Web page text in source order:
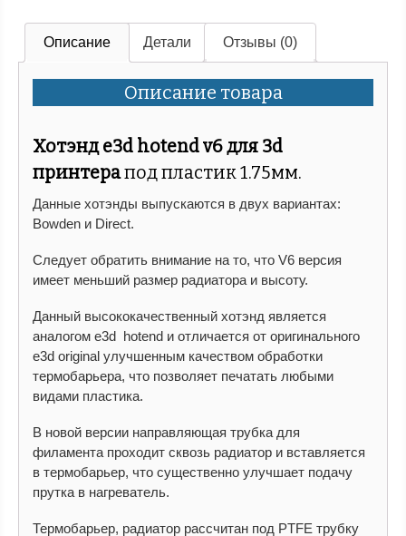
Описание Детали Отзывы (0)
Описание товара
Хотэнд e3d hotend v6 для 3d
принтерапод пластик 1.75мм.
Данные хотэнды выпускаются в двух вариантах:
Bowden и Direct.
Следует обратить внимание на то, что V6 версия
имеет меньший размер радиатора и высоту.
Данный высококачественный хотэнд является
аналогом e3d hotend и отличается от оригинального
e3d original улучшенным качеством обработки
термобарьера, что позволяет печатать любыми
видами пластика.
В новой версии направляющая трубка для
филамента проходит сквозь радиатор и вставляется
в термобарьер, что существенно улучшает подачу
прутка в нагреватель.
Термобарьер, радиатор рассчитан под PTFE трубку